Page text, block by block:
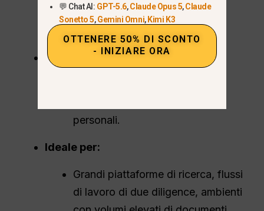
Accesso a o3-pro, Opus 4.5 e
funzionalità video avanzate.
Capacità di archiviazione file
personali.
Ideale per:
Grandi piattaforme di ricerca, flussi
di lavoro di due diligence, ambienti
💬 Chat AI: GPT-5.6,Claude Opus 5,Claude
Sonetto 5,Gemini Omni, Kimi K3
OTTENERE 50% DI SCONTO
- INIZIARE ORA